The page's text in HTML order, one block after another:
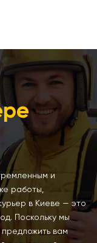
и
работы,
в Киеве — это
Поскольку мы
вам